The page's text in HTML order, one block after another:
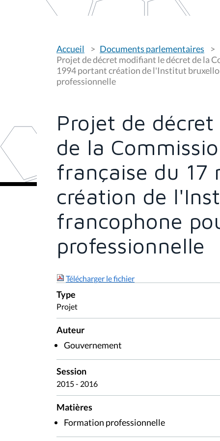
o
u
s
ê
t
Accueil
Documents parlementaires
Projet de décret modifiant le décret de la
1994 portant création de l'Institut
professionnelle
Projet de
de la
française du 17
création de
francophone
professionnelle
Télécharger le fichier
Type
Projet
Auteur
Gouvernement
Session
2015 - 2016
Matières
Formation professionnelle